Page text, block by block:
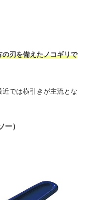
刃を備えたノコギリで
では横引きが主流とな
）